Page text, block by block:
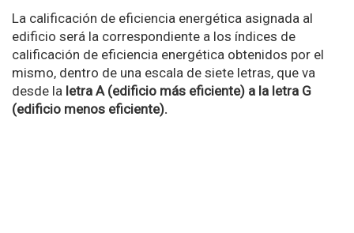
La calificación de eficiencia energética asignada al
edificio será la correspondiente a los índices de
calificación de eficiencia energética obtenidos por el
mismo, dentro de una escala de siete letras, que va
desde la letra A (edificio más eficiente) a la letra G
(edificio menos eficiente).